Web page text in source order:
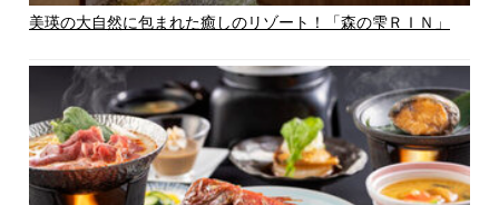
美瑛の大自然に包まれた癒しのリゾート！「森の雫ＲＩＮ」